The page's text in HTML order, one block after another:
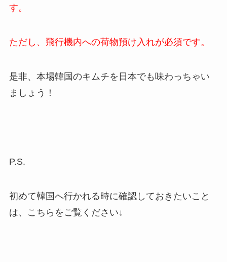
す。
ただし、飛行機内への荷物預け入れが必須です。
是非、本場韓国のキムチを日本でも味わっちゃい
ましょう！
P.S.
初めて韓国へ行かれる時に確認しておきたいこと
は、こちらをご覧ください↓